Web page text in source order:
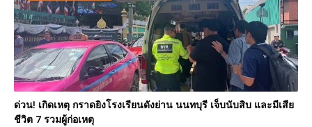
ด่วน! เกิดเหตุ กราดยิงโรงเรียนดังย่าน นนทบุรี เจ็บนับสิบ และมีเสีย
ชีวิต 7 รวมผู้ก่อเหตุ